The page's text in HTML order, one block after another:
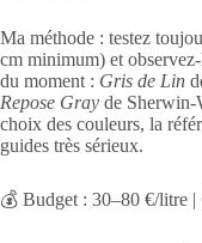
Ma méthode : testez
cm minimum) et
du moment : Gris de Lin
Repose Gray de Sherwin-
choix des couleurs, la
guides très sérieux.
💰 Budget : 30–80 €/litre